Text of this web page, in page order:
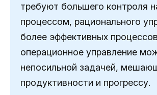
требуют большего контроля
процессом, рационального
более эффективных
операционное управление
непосильной задачей,
продуктивности и прогрессу.